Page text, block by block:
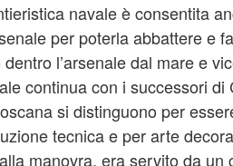
navale è consentita
per poterla abbattere e
l’arsenale dal mare e
continua con i successori di
si distinguono per
tecnica e per arte
manovra, era servito da un